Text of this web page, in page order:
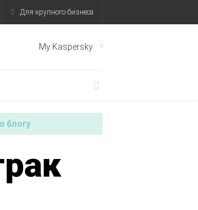
Для крупного бизнеса
My Kaspersky